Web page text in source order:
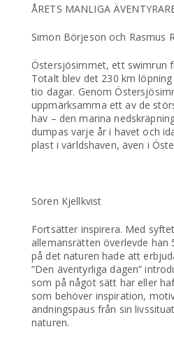
ÅRETS MANLIGA
Simon Börjeson och Rasmus
Östersjösimmet, ett swimrun
Totalt blev det 230 km
tio dagar. Genom
uppmärksamma ett av de
hav – den marina
dumpas varje år i havet och
plast i världshaven, även i
Sören Kjellkvist
Fortsätter inspirera. Med
allemansrätten överlevde han
på det naturen hade att
”Den äventyrliga dagen”
som på något sätt har eller
som behöver inspiration,
andningspaus från sin
naturen.